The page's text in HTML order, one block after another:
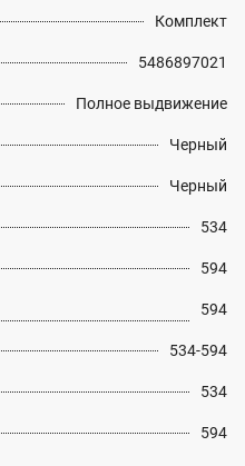
Комплект
5486897021
Полное выдвижение
Черный
Черный
534
594
594
534-594
534
594